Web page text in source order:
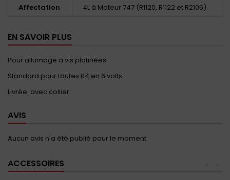
Affectation 4L à Moteur 747 (R1120, R1122 et R2105)
EN SAVOIR PLUS
Pour allumage à vis platinées
Standard pour toutes R4 en 6 volts
Livrée avec collier
AVIS
Aucun avis n'a été publié pour le moment.
ACCESSOIRES